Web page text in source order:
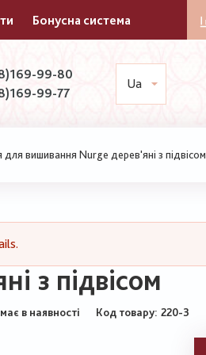
Бонусна система
99-80
99-77
Ua
вишивання Nurge дерев'яні з підвісом
з підвісом
в наявності Код товару 220-3